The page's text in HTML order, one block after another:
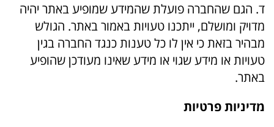
ד. הגם שהחברה פועלת שהמידע שמופיע באתר יהיה
מדויק ומושלם, ייתכנו טעויות באמור באתר. הגולש
מבהיר בזאת כי אין לו כל טענות כנגד החברה בגין
טעויות או מידע שגוי או מידע שאינו מעודכן שהופיע
באתר.
מדיניות פרטיות